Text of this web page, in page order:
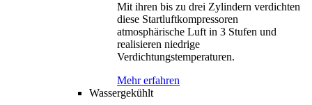
Mit ihren bis zu drei Zylindern verdichten
diese Startluftkompressoren
atmosphärische Luft in 3 Stufen und
realisieren niedrige
Verdichtungstemperaturen.
Mehr erfahren
Wassergekühlt